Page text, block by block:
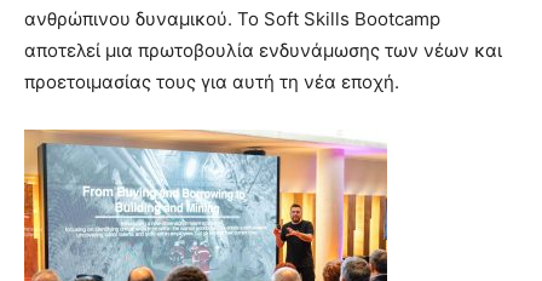
ανθρώπινου δυναμικού. Το Soft Skills Bootcamp
αποτελεί μια πρωτοβουλία ενδυνάμωσης των νέων και
προετοιμασίας τους για αυτή τη νέα εποχή.